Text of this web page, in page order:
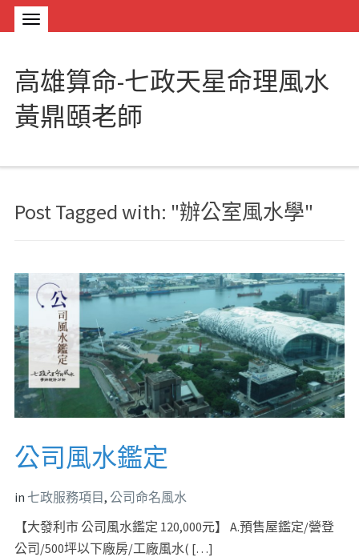
高雄算命-七政天星命理風水
黃鼎頤老師
Post Tagged with: "辦公室風水學"
公司風水鑑定
in 七政服務項目, 公司命名風水
【大發利市 公司風水鑑定 120,000元】 A.預售屋鑑定/營登
公司/500坪以下廠房/工廠風水( […]